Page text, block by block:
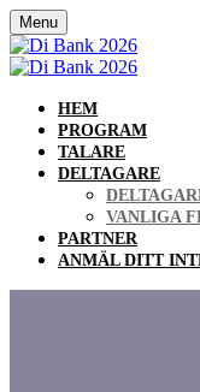
Menu
HEM
PROGRAM
TALARE
DELTAGARE
VANLIGA
PARTNER
ANMÄL DITT